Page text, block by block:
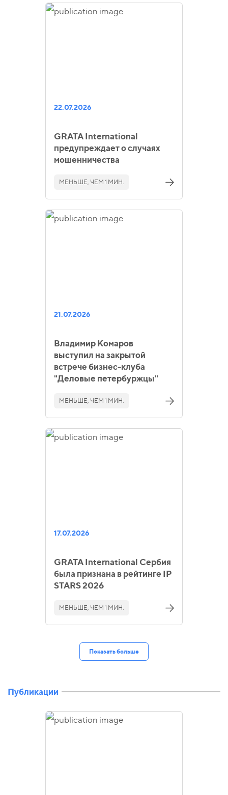
22.07.2026
GRATA International
предупреждает о случаях
мошенничества
МЕНЬШЕ, ЧЕМ 1 МИН.
21.07.2026
Владимир Комаров
выступил на закрытой
встрече бизнес-клуба
"Деловые петербуржцы"
МЕНЬШЕ, ЧЕМ 1 МИН.
17.07.2026
GRATA International Сербия
была признана в рейтинге IP
STARS 2026
МЕНЬШЕ, ЧЕМ 1 МИН.
Показать больше
Публикации